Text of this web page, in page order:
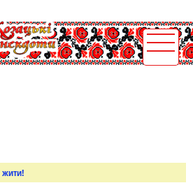
жити!